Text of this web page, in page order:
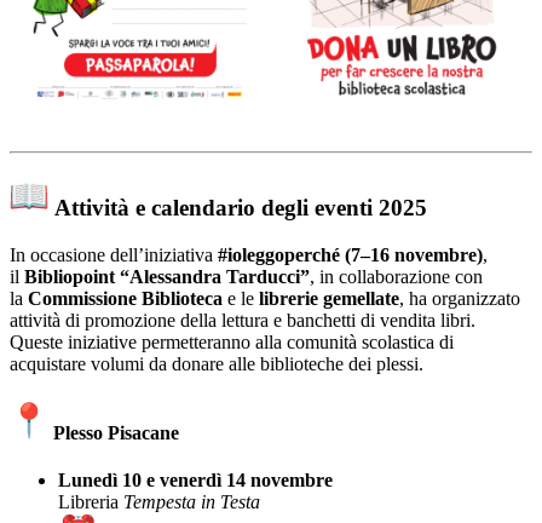
Attività e calendario degli eventi 2025
In occasione dell’iniziativa #ioleggoperché (7–16 novembre),
il Bibliopoint “Alessandra Tarducci”, in collaborazione con
la Commissione Biblioteca e le librerie gemellate, ha organizzato
attività di promozione della lettura e banchetti di vendita libri.
Queste iniziative permetteranno alla comunità scolastica di
acquistare volumi da donare alle biblioteche dei plessi.
Plesso Pisacane
Lunedì 10 e venerdì 14 novembre
Libreria Tempesta in Testa